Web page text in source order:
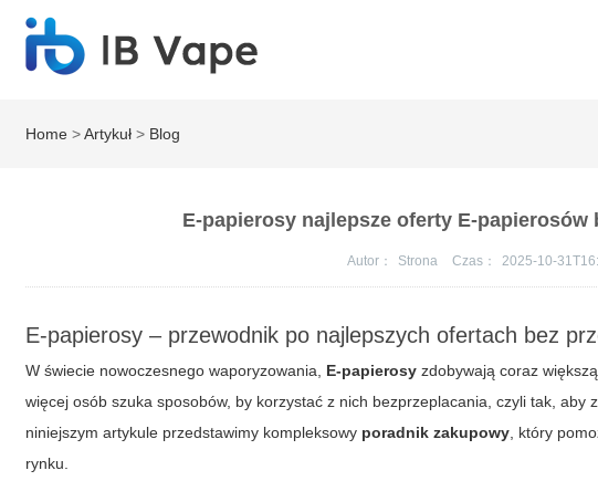
Home >Artykuł > Blog
E-papierosy najlepsze oferty E-
Autor： Strona Czas： 2025-10-
E-papierosy – przewodnik po najlepszych ofertach bez
W świecie nowoczesnego waporyzowania, E-papierosy zdobywają coraz
więcej osób szuka sposobów, by korzystać z nich bezprzeplacania , czyli tak, aby
niniejszym artykule przedstawimy kompleksowy poradnik zakupowy , który
rynku.